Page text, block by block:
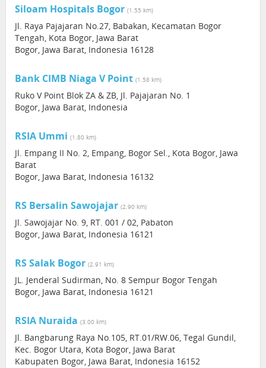
Siloam Hospitals Bogor (1.55 km)
Jl. Raya Pajajaran No.27, Babakan, Kecamatan Bogor
Tengah, Kota Bogor, Jawa Barat
Bogor, Jawa Barat, Indonesia 16128
Bank CIMB Niaga V Point (1.58 km)
Ruko V Point Blok ZA & ZB, Jl. Pajajaran No. 1
Bogor, Jawa Barat, Indonesia
RSIA Ummi (1.80 km)
Jl. Empang II No. 2, Empang, Bogor Sel., Kota Bogor, Jawa
Barat
Bogor, Jawa Barat, Indonesia 16132
RS Bersalin Sawojajar (2.90 km)
Jl. Sawojajar No. 9, RT. 001 / 02, Pabaton
Bogor, Jawa Barat, Indonesia 16121
RS Salak Bogor (2.91 km)
JL. Jenderal Sudirman, No. 8 Sempur Bogor Tengah
Bogor, Jawa Barat, Indonesia 16121
RSIA Nuraida (3.00 km)
Jl. Bangbarung Raya No.105, RT.01/RW.06, Tegal Gundil,
Kec. Bogor Utara, Kota Bogor, Jawa Barat
Kabupaten Bogor, Jawa Barat, Indonesia 16152